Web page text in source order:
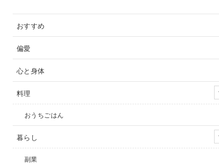
おすすめ
偏愛
心と身体
料理
おうちごはん
暮らし
副業